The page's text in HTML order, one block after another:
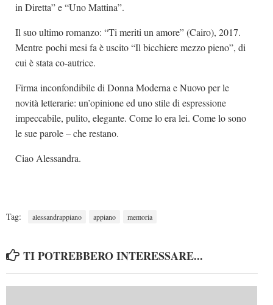
Salone di Torino
Marketing
in Diretta” e “Uno Mattina”.
Il suo ultimo romanzo: “Ti meriti un amore” (Cairo), 2017.
Mentre pochi mesi fa è uscito “Il bicchiere mezzo pieno”, di
cui è stata co-autrice.
Firma inconfondibile di Donna Moderna e Nuovo per le
novità letterarie: un’opinione ed uno stile di espressione
impeccabile, pulito, elegante. Come lo era lei. Come lo sono
le sue parole – che restano.
Ciao Alessandra.
Tag: alessandrappiano appiano memoria
TI POTREBBERO INTERESSARE...